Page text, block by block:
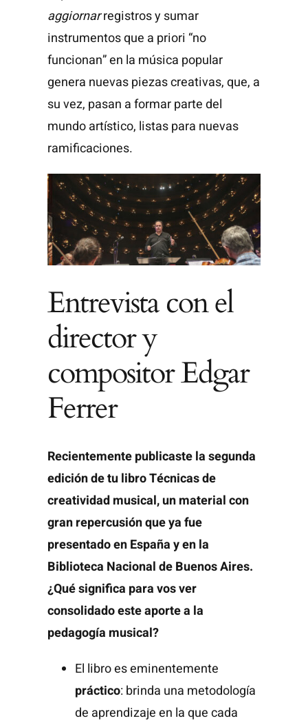
aggiornarregistros y sumar
instrumentos que a priori “no
funcionan” en la música popular
genera nuevas piezas creativas, que, a
su vez, pasan a formar parte del
mundo artístico, listas para nuevas
ramificaciones.
Entrevista con el
director y
compositor Edgar
Ferrer
Recientemente publicaste la segunda
edición de tu libro Técnicas de
creatividad musical, un material con
gran repercusión que ya fue
presentado en España y en la
Biblioteca Nacional de Buenos Aires.
¿Qué significa para vos ver
consolidado este aporte a la
pedagogía musical?
El libro es eminentemente
práctico: brinda una metodología
de aprendizaje en la que cada